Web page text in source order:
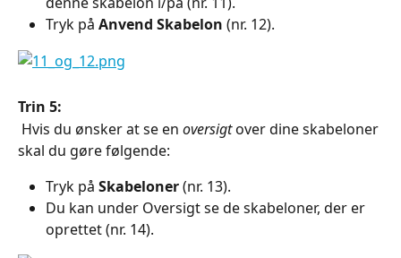
Tryk på Anvend Skabelon (nr. 12).
Trin 5:
Hvis du ønsker at se en oversigt over dine skabeloner
skal du gøre følgende:
Tryk på Skabeloner (nr. 13).
Du kan under Oversigt se de skabeloner, der er
oprettet (nr. 14).